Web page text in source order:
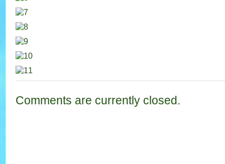
Comments are currently closed.